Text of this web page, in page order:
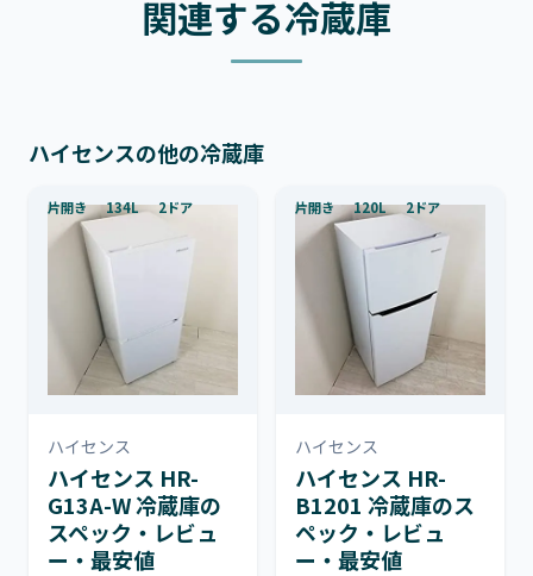
関連する冷蔵庫
ハイセンスの他の冷蔵庫
片開き 134L 2ドア
ハイセンス
ハイセンス HR-
G13A-W 冷蔵庫の
スペック・レビュ
ー・最安値
片開き 120L 2ドア
ハイセンス
ハイセンス HR-
B1201 冷蔵庫のス
ペック・レビュ
ー・最安値